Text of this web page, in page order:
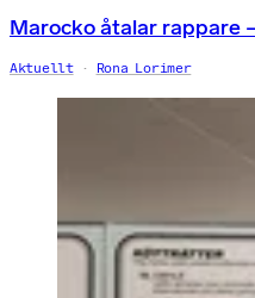
Marocko åtalar rappare
Aktuellt Rona Lorimer